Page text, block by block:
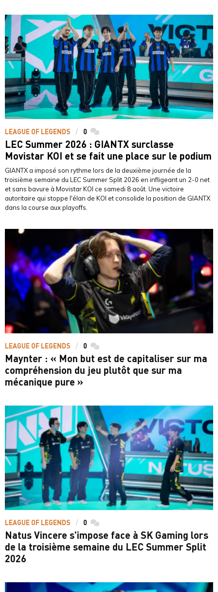
LEAGUE OF LEGENDS 0 commentaires
LEC Summer 2026 : GIANTX surclasse
Movistar KOI et se fait une place sur le podium
GIANTX a imposé son rythme lors de la deuxième journée de la
troisième semaine du LEC Summer Split 2026 en infligeant un 2-0 net
et sans bavure à Movistar KOI ce samedi 8 août. Une victoire
autoritaire qui stoppe l'élan de KOI et consolide la position de GIANTX
dans la course aux playoffs.
LEAGUE OF LEGENDS 0 commentaires
Maynter : « Mon but est de capitaliser sur ma
compréhension du jeu plutôt que sur ma
mécanique pure »
LEAGUE OF LEGENDS 0 commentaires
Natus Vincere s'impose face à SK Gaming lors
de la troisième semaine du LEC Summer Split
2026